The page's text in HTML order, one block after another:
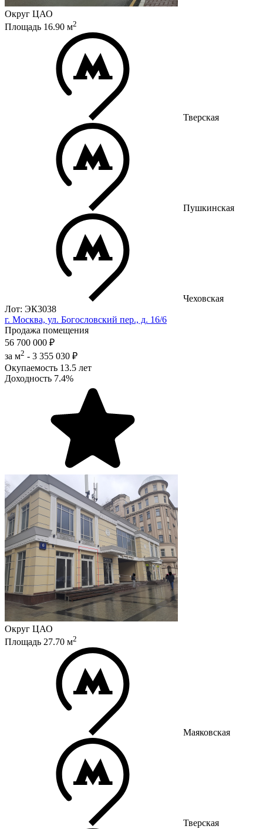
Округ ЦАО
Площадь 16.90 м2
Тверская
Пушкинская
Чеховская
Лот: ЭК3038
г. Москва, ул. Богословский пер., д. 16/6
Продажа помещения
56 700 000 ₽
за м2 - 3 355 030 ₽
Окупаемость 13.5 лет
Доходность 7.4%
Округ ЦАО
Площадь 27.70 м2
Маяковская
Тверская